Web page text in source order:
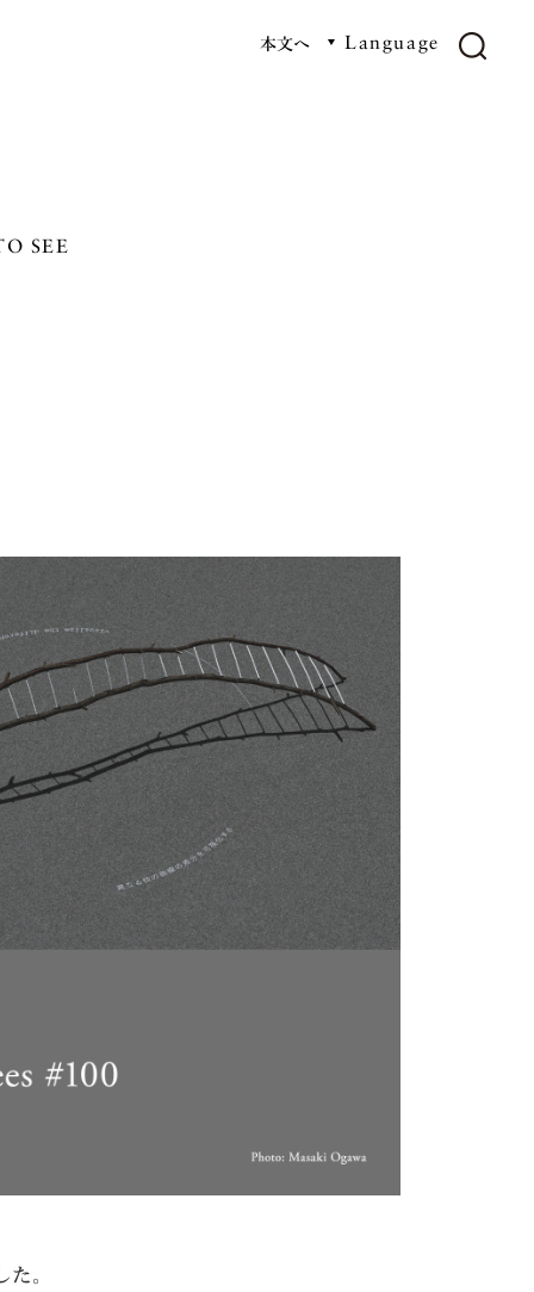
本文へ Language
SEE
。